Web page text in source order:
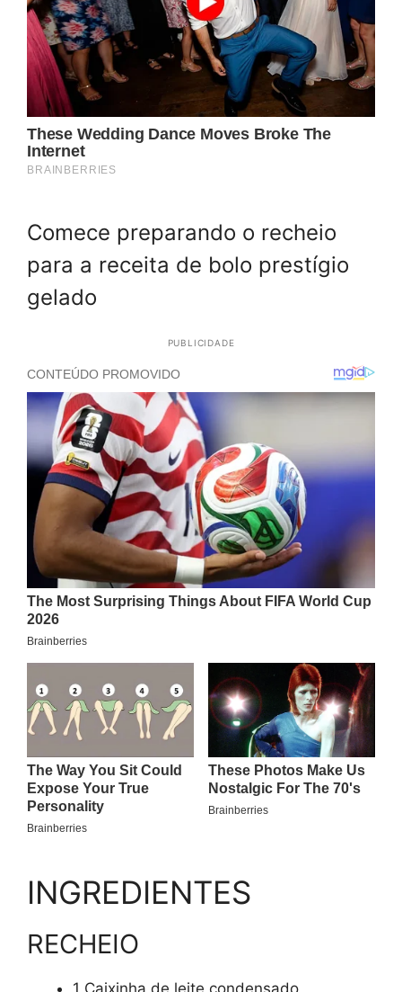
Comece preparando o recheio
para a receita de bolo prestígio
gelado
PUBLICIDADE
INGREDIENTES
RECHEIO